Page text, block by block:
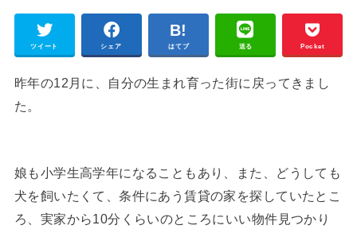
ツイート シェア はてブ 送る Pocket
昨年の12月に、自分の生まれ育った街に戻ってきまし
た。
娘も小学生高学年になることもあり、また、どうしても
犬を飼いたくて、条件にあう賃貸の家を探していたとこ
ろ、実家から10分くらいのところにいい物件見つかり